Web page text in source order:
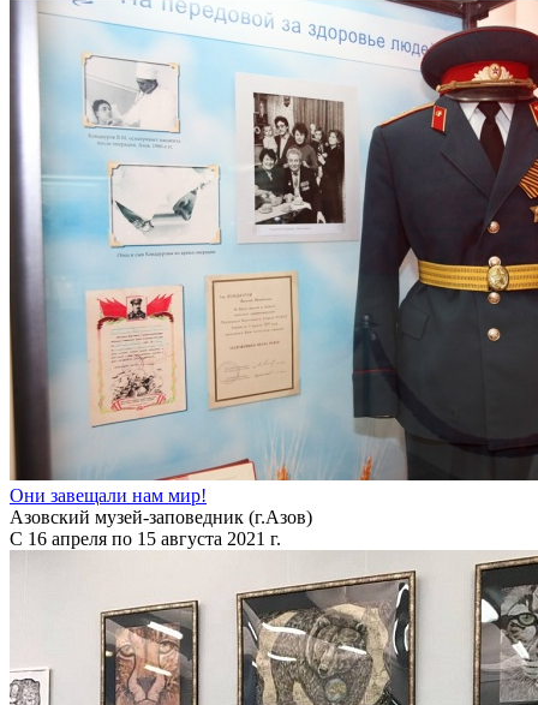
Они завещали нам мир!
Азовский музей-заповедник (г.Азов)
С 16 апреля по 15 августа 2021 г.